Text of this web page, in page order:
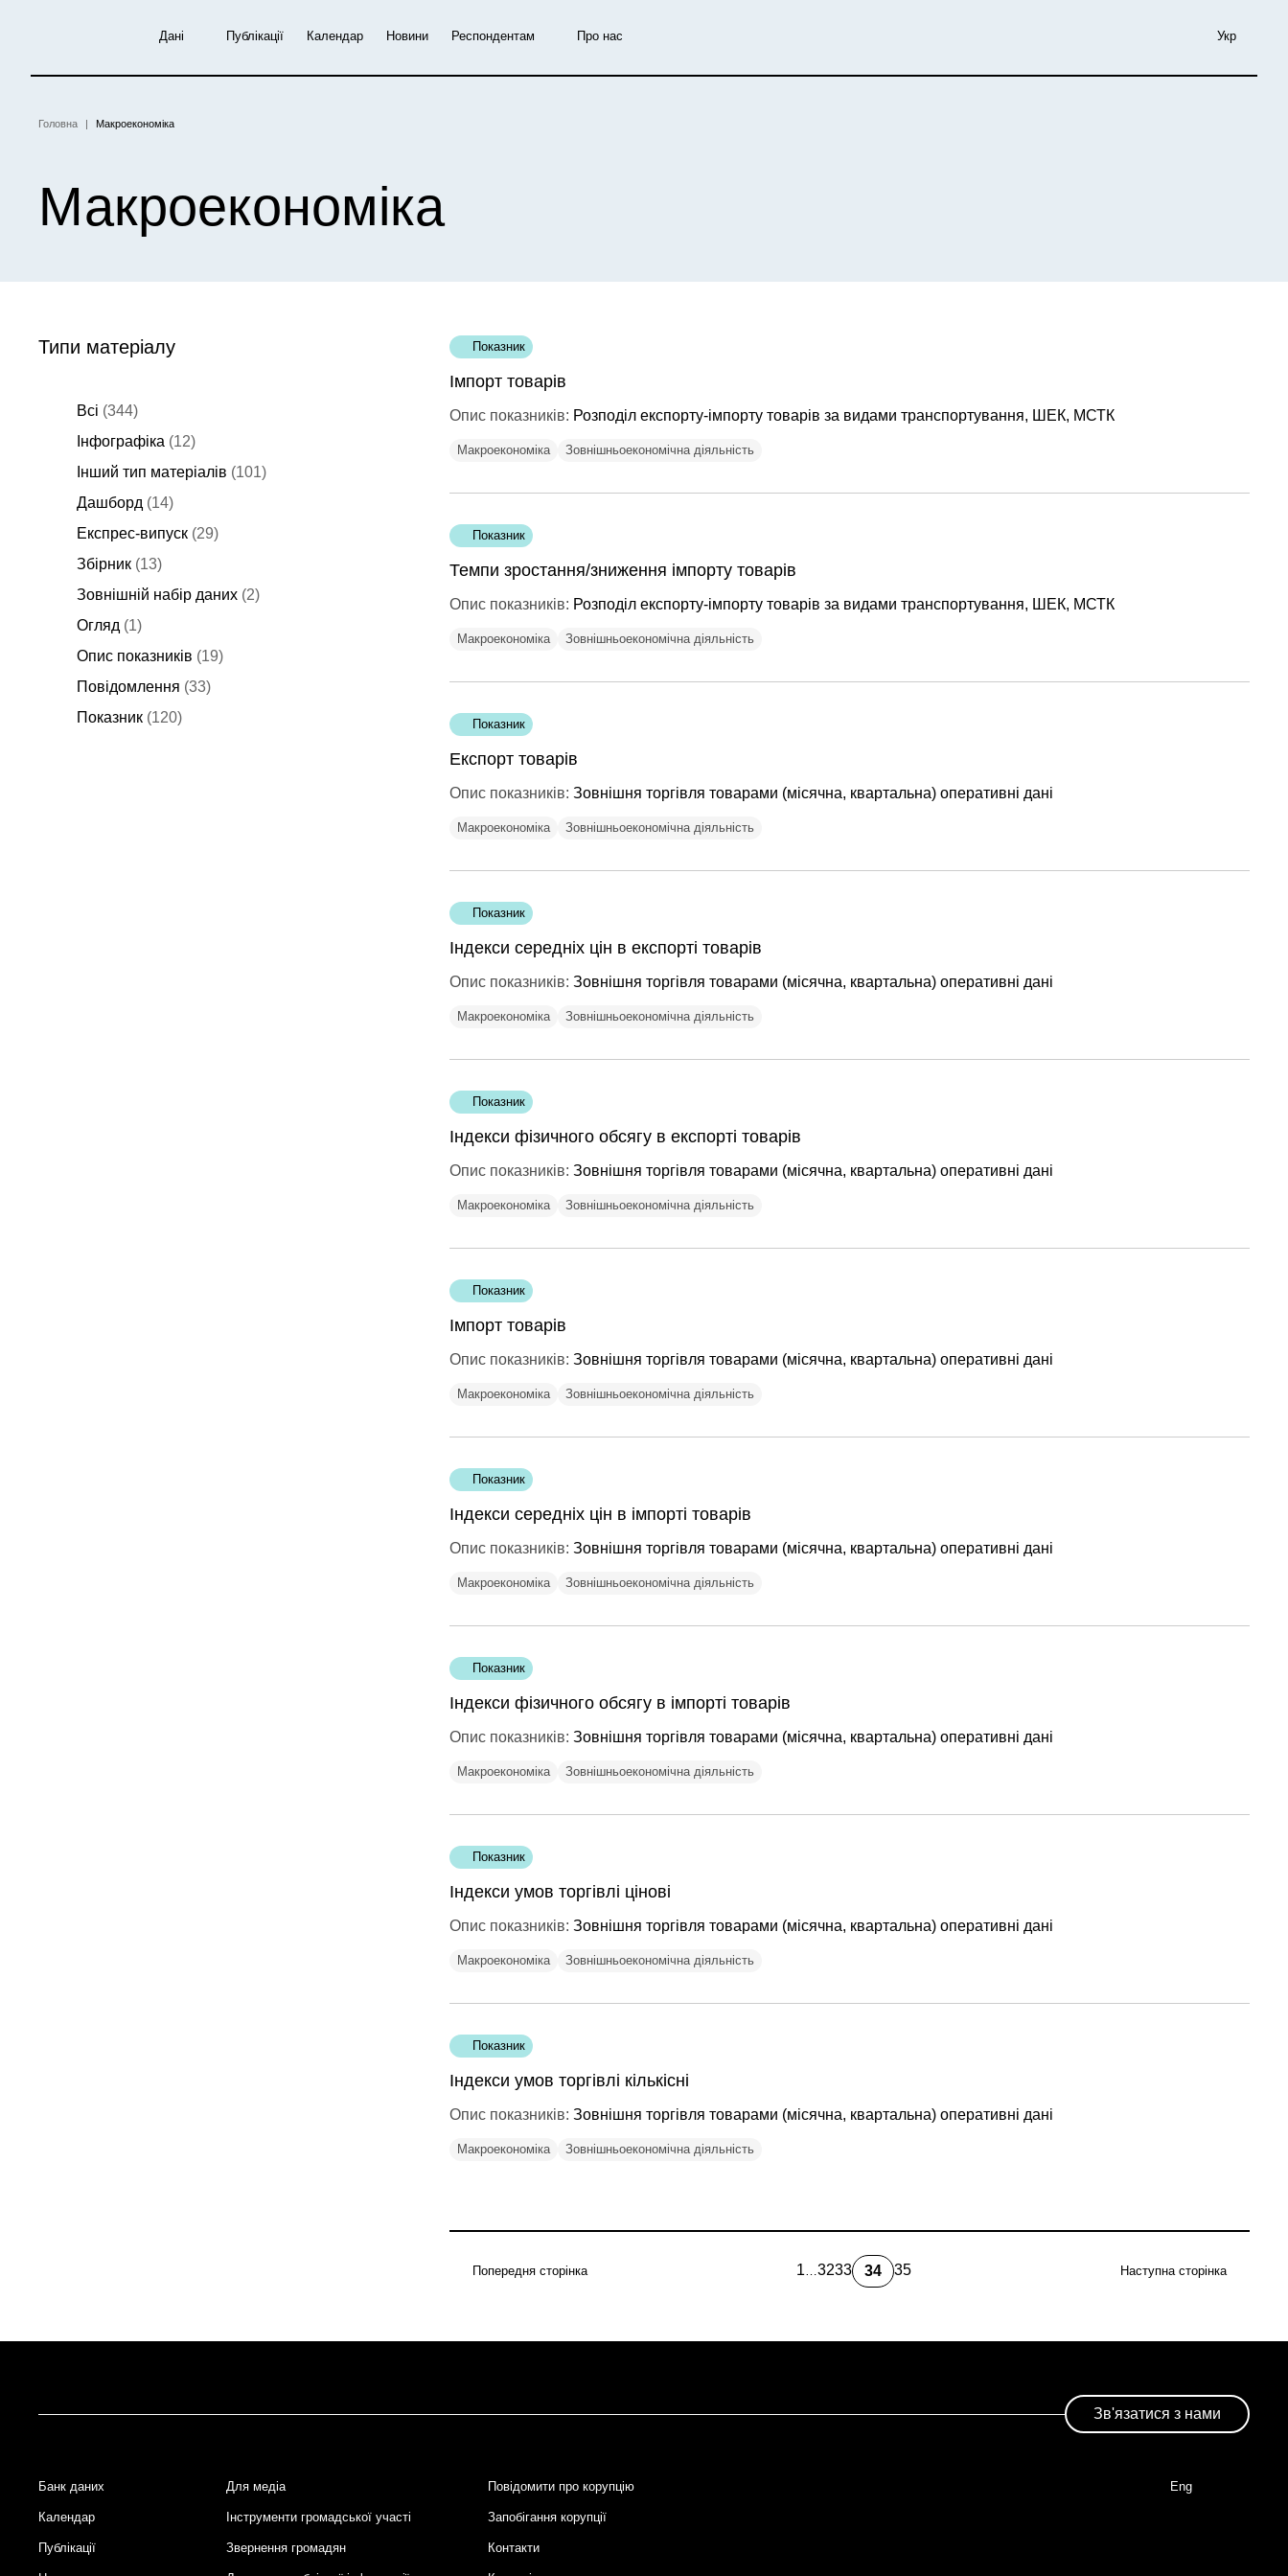
Дані Публікації Календар Новини Респондентам Про нас Укр
Рядок
Головна Макроекономіка
Макроекономіка
Типи матеріалу
Всі (344)
Інфографіка (12)
Інший тип матеріалів (101)
Дашборд (14)
Експрес-випуск (29)
Збірник (13)
Зовнішній набір даних (2)
Огляд (1)
Опис показників (19)
Повідомлення (33)
Показник (120)
Показник
Імпорт товарів
Опис показників: Розподіл експорту-імпорту товарів за видами транспортування, ШЕК, МСТК
Макроекономіка Зовнішньоекономічна діяльність
Показник
Темпи зростання/зниження імпорту товарів
Опис показників: Розподіл експорту-імпорту товарів за видами транспортування, ШЕК, МСТК
Макроекономіка Зовнішньоекономічна діяльність
Показник
Експорт товарів
Опис показників: Зовнішня торгівля товарами (місячна, квартальна) оперативні дані
Макроекономіка Зовнішньоекономічна діяльність
Показник
Індекси середніх цін в експорті товарів
Опис показників: Зовнішня торгівля товарами (місячна, квартальна) оперативні дані
Макроекономіка Зовнішньоекономічна діяльність
Показник
Індекси фізичного обсягу в експорті товарів
Опис показників: Зовнішня торгівля товарами (місячна, квартальна) оперативні дані
Макроекономіка Зовнішньоекономічна діяльність
Показник
Імпорт товарів
Опис показників: Зовнішня торгівля товарами (місячна, квартальна) оперативні дані
Макроекономіка Зовнішньоекономічна діяльність
Показник
Індекси середніх цін в імпорті товарів
Опис показників: Зовнішня торгівля товарами (місячна, квартальна) оперативні дані
Макроекономіка Зовнішньоекономічна діяльність
Показник
Індекси фізичного обсягу в імпорті товарів
Опис показників: Зовнішня торгівля товарами (місячна, квартальна) оперативні дані
Макроекономіка Зовнішньоекономічна діяльність
Показник
Індекси умов торгівлі цінові
Опис показників: Зовнішня торгівля товарами (місячна, квартальна) оперативні дані
Макроекономіка Зовнішньоекономічна діяльність
Показник
Індекси умов торгівлі кількісні
Опис показників: Зовнішня торгівля товарами (місячна, квартальна) оперативні дані
Макроекономіка Зовнішньоекономічна діяльність
Попередня сторінка
first
1…Page
32Page
33
Поточна
34 Page
35 Наступна сторінка
сторінки
Зв'язатися з нами
Footer
Банк даних Для медіа Повідомити про корупцію
Календар Інструменти громадської участі Запобігання корупції
Публікації Звернення громадян Контакти
Eng